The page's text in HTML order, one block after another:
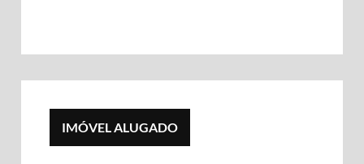
IMÓVEL ALUGADO